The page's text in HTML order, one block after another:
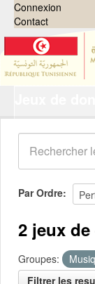
Connexion
Contact
Organisations
Groupes
Demandes 0
À propos
Par Ordre
2 jeux
Groupes:
Filtrer les